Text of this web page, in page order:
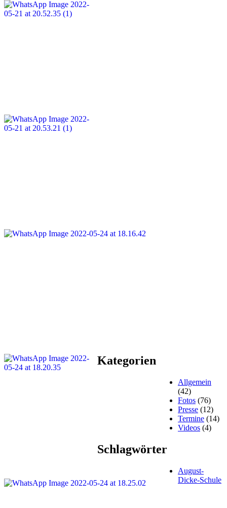
Kategorien
Allgemein
(42)
Fotos (76)
Presse (12)
Termine (14)
Videos (4)
Schlagwörter
August-
Dicke-Schule